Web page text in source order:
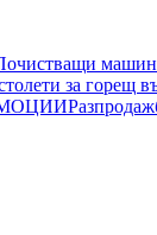
за горещ